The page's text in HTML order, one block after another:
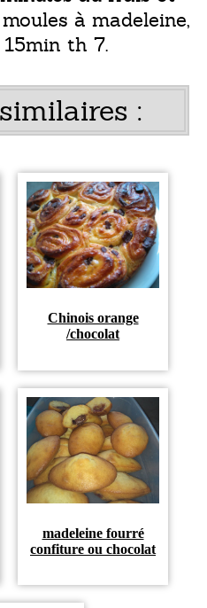
à madeleine,
th 7.
:
Chinois orange
/chocolat
madeleine fourré
confiture ou chocolat